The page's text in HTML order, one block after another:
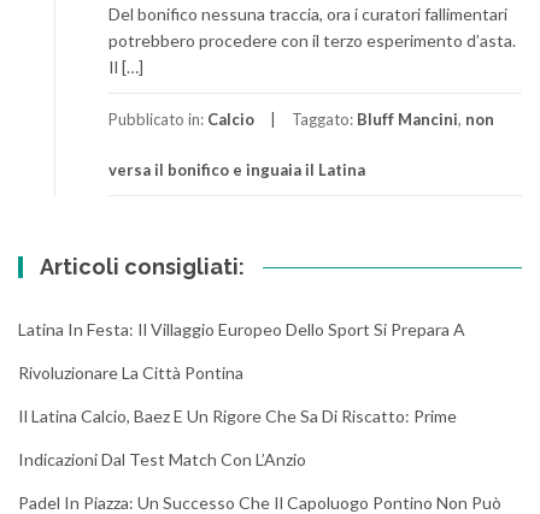
Del bonifico nessuna traccia, ora i curatori fallimentari
potrebbero procedere con il terzo esperimento d’asta.
Il […]
Pubblicato in: Calcio Taggato: Bluff Mancini, non
versa il bonifico e inguaia il Latina
Articoli consigliati:
Latina In Festa: Il Villaggio Europeo Dello Sport Si Prepara A
Rivoluzionare La Città Pontina
Il Latina Calcio, Baez E Un Rigore Che Sa Di Riscatto: Prime
Indicazioni Dal Test Match Con L’Anzio
Padel In Piazza: Un Successo Che Il Capoluogo Pontino Non Può